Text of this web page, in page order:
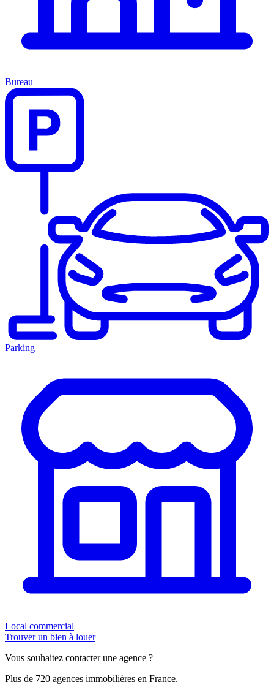
Bureau
Parking
Local commercial
Trouver un bien à louer
Vous souhaitez contacter une agence ?
Plus de 720 agences immobilières en France.